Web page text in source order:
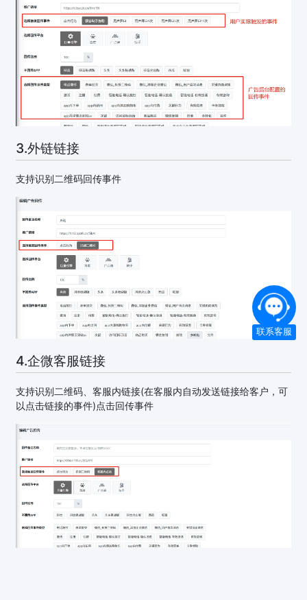
3.外链链接
支持识别二维码回传事件
4.企微客服链接
支持识别二维码、客服内链接(在客服内自动发送链接给客户，可
以点击链接的事件)点击回传事件
联系客服